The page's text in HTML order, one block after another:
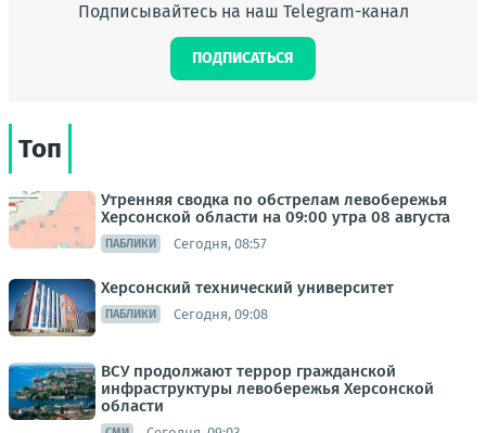
Подписывайтесь на наш Telegram-канал
ПОДПИСАТЬСЯ
Топ
Утренняя сводка по обстрелам левобережья
Херсонской области на 09:00 утра 08 августа
ПАБЛИКИ Сегодня, 08:57
Херсонский технический университет
ПАБЛИКИ Сегодня, 09:08
ВСУ продолжают террор гражданской
инфраструктуры левобережья Херсонской
области